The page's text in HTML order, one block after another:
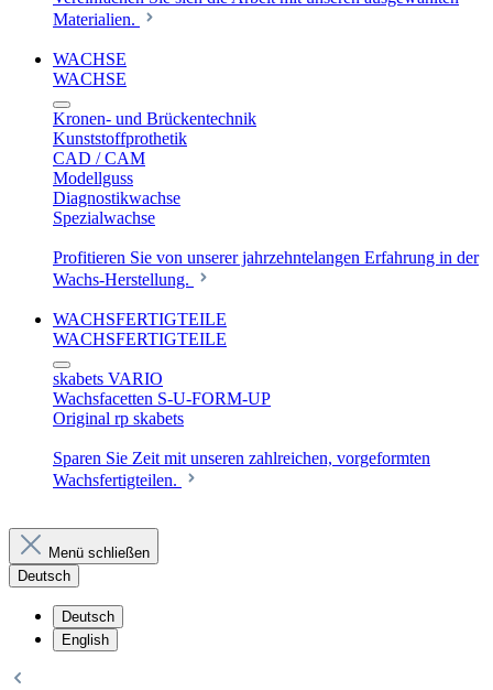
Materialien.
WACHSE
WACHSE
Kronen- und Brückentechnik
Kunststoffprothetik
CAD / CAM
Modellguss
Diagnostikwachse
Spezialwachse
Profitieren Sie von unserer jahrzehntelangen Erfahrung in der
Wachs-Herstellung.
WACHSFERTIGTEILE
WACHSFERTIGTEILE
skabets VARIO
Wachsfacetten S-U-FORM-UP
Original rp skabets
Sparen Sie Zeit mit unseren zahlreichen, vorgeformten
Wachsfertigteilen.
Menü schließen
Deutsch
Deutsch
English